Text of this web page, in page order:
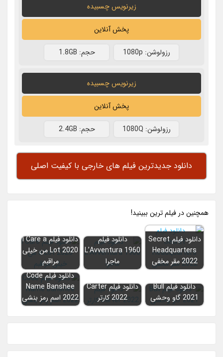
زیرنویس چسبیده
پخش آنلاین
رزولوشن: 1080p حجم: 1.8GB
زیرنویس چسبیده
پخش آنلاین
رزولوشن: 1080Q حجم: 2.4GB
دانلود جدیدترین فیلم های خارجی با کیفیت اصلی
همچنين در فيلم ترين ببينيد!
دانلود فیلم Secret
Headquarters
2022 مقر مخفی
دانلود فیلم
L’Avventura 1960
ماجرا
دانلود فیلم I Care a
Lot 2020 من خیلی
مراقبم
دانلود فیلم Bull
2021 گاو وحشی
دانلود فیلم Carter
2022 کارتر
دانلود فیلم Code
Name Banshee
2022 اسم رمز بنشی